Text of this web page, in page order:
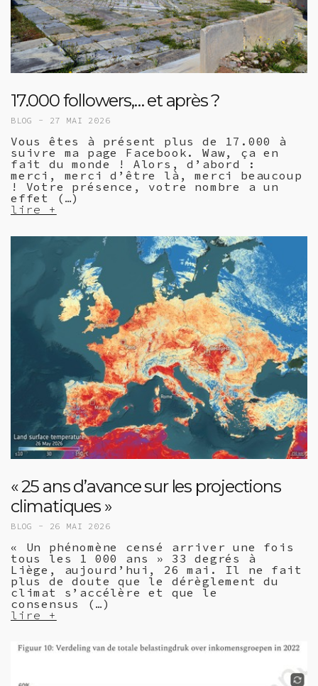
17.000 followers,… et après ?
BLOG - 27 MAI 2026
Vous êtes à présent plus de 17.000 à
suivre ma page Facebook. Waw, ça en
fait du monde ! Alors, d’abord :
merci, merci d’être là, merci beaucoup
! Votre présence, votre nombre a un
effet (…)
lire +
« 25 ans d’avance sur les projections
climatiques »
BLOG - 26 MAI 2026
« Un phénomène censé arriver une fois
tous les 1 000 ans » 33 degrés à
Liège, aujourd’hui, 26 mai. Il ne fait
plus de doute que le dérèglement du
climat s’accélère et que le
consensus (…)
lire +